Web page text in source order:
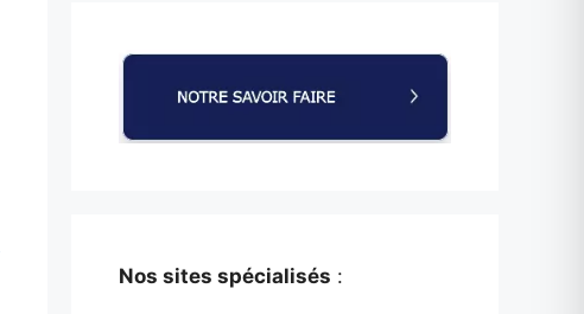
Nos sites spécialisés :